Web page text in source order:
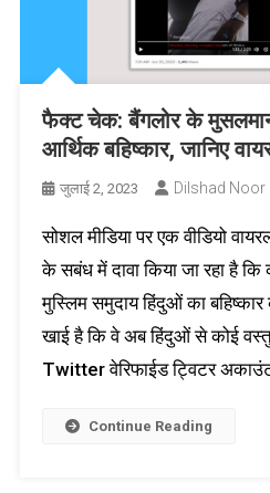
फैक्ट चेक: बैंगलोर के
आर्थिक बहिष्कार, जानिए
जुलाई 2, 2023 Dilshad Noor
सोशल मीडिया पर एक वीडियो
के सबंध में दावा किया जा रहा है
मुस्लिम समुदाय हिंदुओं का
खाई है कि वे अब हिंदुओं से कोई
Twitter वेरिफाईड ट्विटर
Continue Reading